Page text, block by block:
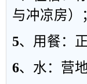
与冲凉房）
5、用餐：
6、水：营